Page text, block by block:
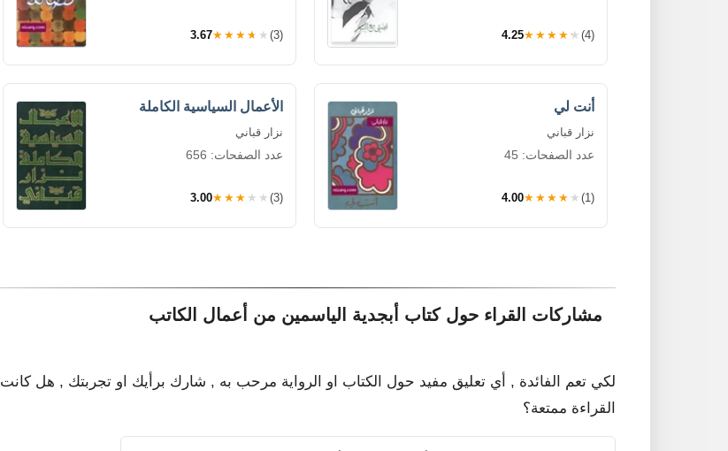
4.25★★★★★ (4)
3.67★★★★★ (3)
أنت لي
نزار قباني
عدد الصفحات: 45
4.00★★★★★ (1)
الأعمال السياسية الكاملة
نزار قباني
عدد الصفحات: 656
3.00★★★★★ (3)
مشاركات القراء حول كتاب أبجدية الياسمين من أعمال الكاتب
لكي تعم الفائدة , أي تعليق مفيد حول الكتاب او الرواية مرحب به , شارك برأيك او تجربتك , هل كانت
القراءة ممتعة؟